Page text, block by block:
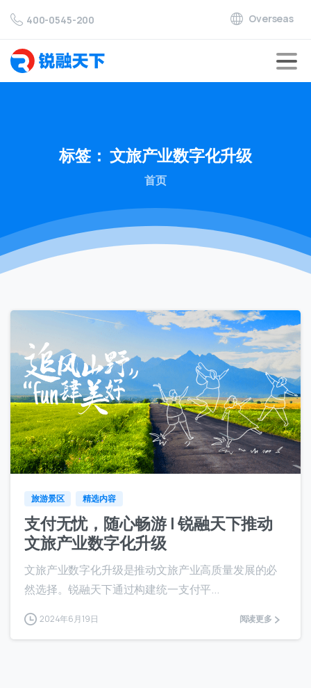
400-0545-200 Overseas
标签： 文旅产业数字化升级
首页
6
旅游景区 精选内容
支付无忧，随心畅游 | 锐融天下推动
文旅产业数字化升级
文旅产业数字化升级是推动文旅产业高质量发展的必
然选择。锐融天下通过构建统一支付平...
2024年6月19日 阅读更多